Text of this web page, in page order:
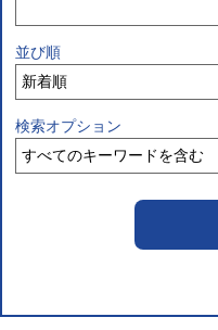
並び順
検索オプション